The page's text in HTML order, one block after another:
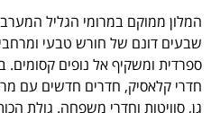
המלון ממוקם במרומי הגליל
שבעים דונם של חורש טבעי
חדרי קלאסיק, חדרים חדשים עם
גן, סוויטות וחדרי משפחה. גולת